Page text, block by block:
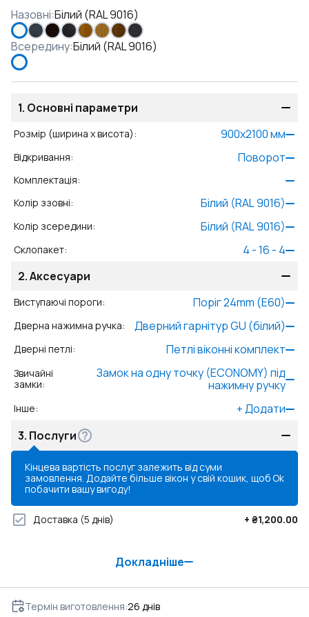
Назовні:Білий (RAL 9016)
Всередину:Білий (RAL 9016)
1. Основні параметри
Розмір (ширина x висота): 900x2100мм
Відкривання: Поворот
Комплектація:
Колір ззовні: Білий (RAL 9016)
Колір зсередини: Білий (RAL 9016)
Склопакет:
4 - 16 - 4
2.Аксесуари
Виступаючі пороги: Поріг 24mm (E60)
Дверна нажимна ручка: Дверний гарнітур GU (білий)
Дверні петлі: Петлі віконні комплект
Звичайні
замки:
Замок на одну точку (ECONOMY) під
нажимну ручку
Інше: +Додати
3. Послуги
Кінцева вартість послуг залежить від суми
замовлення. Додайте більше вікон у свій кошик, щоб
побачити вашу вигоду!
Ok
Доставка (5 днів) + ₴1,200.00
Докладніше
Термін виготовлення:26 днів